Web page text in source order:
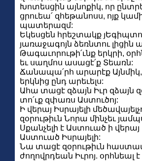
Խոտեսցին այնոքիկ, որ
ցրուեա՛ զհեթանոսս, ոյք
պատերազմ:
Եկեսցեն հրեշտակք
յառաջագոյն ձեռնտու լիցին
Թագաւորութի՛ւնք երկրի,
եւ սաղմոս ասացէ՛ք Տեառն:
Ճանապա՛րհ արարէք Այնմիկ,
երկնից ընդ արեւելս:
Ահա տացէ զձայն Իւր զձայն
տո՛ւք զփառս Աստուծոյ:
Ի վերայ Իսրայելի
զօրութիւն Նորա մինչեւ
Սքանչելի է Աստուած ի վերայ
Աստուած Իսրայելի:
Նա տացէ զօրութիւն
ժողովրդեան Իւրոյ. օրհնեալ